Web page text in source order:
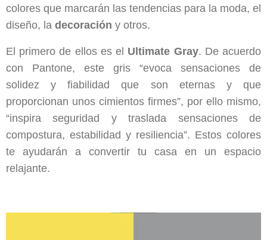
colores que marcarán las tendencias para la moda, el
diseño, la decoración y otros.
El primero de ellos es el Ultimate Gray. De acuerdo
con Pantone, este gris “evoca sensaciones de
solidez y fiabilidad que son eternas y que
proporcionan unos cimientos firmes”, por ello mismo,
“inspira seguridad y traslada sensaciones de
compostura, estabilidad y resiliencia”. Estos colores
te ayudarán a convertir tu casa en un espacio
relajante.